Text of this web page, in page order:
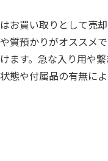
お買い取りとして売
質預かりがオススメ
ます。急な入り用や
態や付属品の有無に